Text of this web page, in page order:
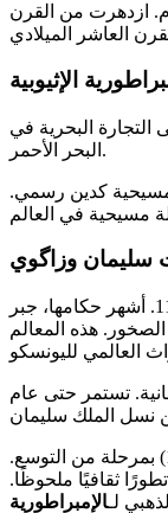
ازدهرت من القرن
الإثيوبية
التجارة البحرية في
البحر الأحمر.
أزانة المسيحية كدين رسمي.
سليمان وزاگوي
تصل سلالة زاگوي إلى السلطة حوالي عام 1140. أشهر حكامها، جبر
هذه المعالم
تستمر حتى عام
حكم أمدا سيون الأول (1314-1344) بمرحلة من التوسع.
يشهد حكم زارا يعقوب (1436-1468) تطورًا ثقافيًا ملحوظًا.
لـالإمبراطورية